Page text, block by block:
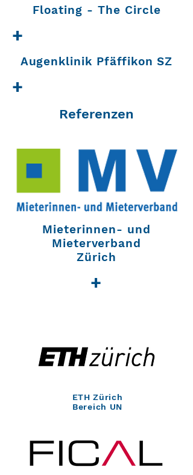
Floating - The Circle
+
Augenklinik Pfäffikon SZ
+
Referenzen
Mieterinnen- und
Mieterverband
Zürich
+
ETH Zürich
Bereich UN